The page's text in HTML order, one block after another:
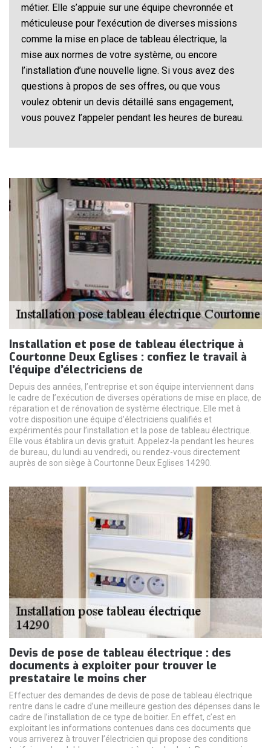
métier. Elle s’appuie sur une équipe chevronnée et
méticuleuse pour l’exécution de diverses missions
comme la mise en place de tableau électrique, la
mise aux normes de votre système, ou encore
l’installation d’une nouvelle ligne. Si vous avez des
questions à propos de ses offres, ou que vous
voulez obtenir un devis détaillé sans engagement,
vous pouvez l’appeler pendant les heures de bureau.
Installation et pose de tableau électrique à
Courtonne Deux Eglises : confiez le travail à
l’équipe d’électriciens de
Depuis des années, l’entreprise et son équipe interviennent dans
le cadre de l’exécution de diverses opérations de mise en place, de
réparation et de rénovation de système électrique. Elle met à
votre disposition une équipe d’électriciens qualifiés et
expérimentés pour l’installation et la pose de tableau électrique.
Elle vous établira un devis gratuit. Appelez-la pendant les heures
de bureau, du lundi au vendredi, ou rendez-vous directement
auprès de son siège à Courtonne Deux Eglises 14290.
Devis de pose de tableau électrique : des
documents à exploiter pour trouver le
prestataire le moins cher
Effectuer des demandes de devis de pose de tableau électrique
rentre dans le cadre d’une meilleure gestion des dépenses dans le
cadre de l’installation de ce type de boitier. En effet, c’est en
exploitant les informations contenues dans ces documents que
vous arriverez à trouver l’électricien qui propose des conditions